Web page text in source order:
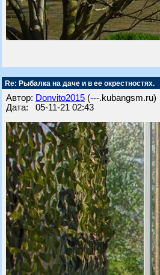
Re: Рыбалка на даче и в ее окрестностях.
Автор: Donvito2015 (---.kubangsm.ru)
Дата: 05-11-21 02:43